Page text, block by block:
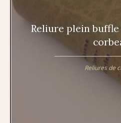
Reliure plein buffle
Reliures de